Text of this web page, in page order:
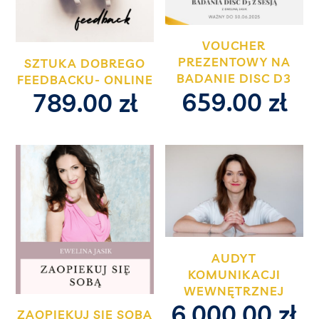
SZTUKA DOBREGO
FEEDBACKU- ONLINE
789.00 zł
VOUCHER
PREZENTOWY NA
BADANIE DISC D3
659.00 zł
ZAOPIEKUJ SIĘ SOBĄ
AUDYT
KOMUNIKACJI
WEWNĘTRZNEJ